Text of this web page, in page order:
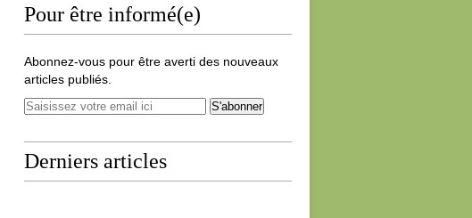
Pour être informé(e)
Abonnez-vous pour être averti des nouveaux
articles publiés.
Derniers articles